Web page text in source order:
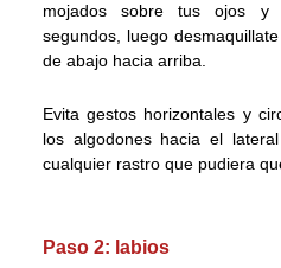
mojados sobre tus ojos y
segundos, luego
de abajo hacia arriba.
Evita gestos horizontales y
los algodones hacia el
cualquier rastro que pudiera
Paso 2: labios